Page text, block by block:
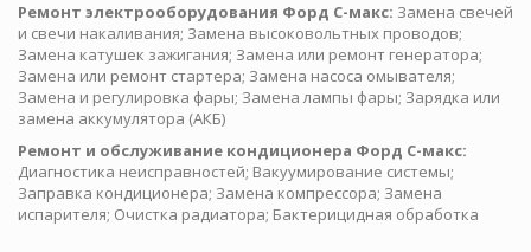
Ремонт электрооборудования Форд С-макс: Замена свечей
и свечи накаливания; Замена высоковольтных проводов;
Замена катушек зажигания; Замена или ремонт генератора;
Замена или ремонт стартера; Замена насоса омывателя;
Замена и регулировка фары; Замена лампы фары; Зарядка или
замена аккумулятора (АКБ)
Ремонт и обслуживание кондиционера Форд С-макс:
Диагностика неисправностей; Вакуумирование системы;
Заправка кондиционера; Замена компрессора; Замена
испарителя; Очистка радиатора; Бактерицидная обработка